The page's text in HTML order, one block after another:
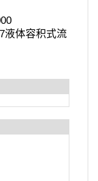
液体容积式流